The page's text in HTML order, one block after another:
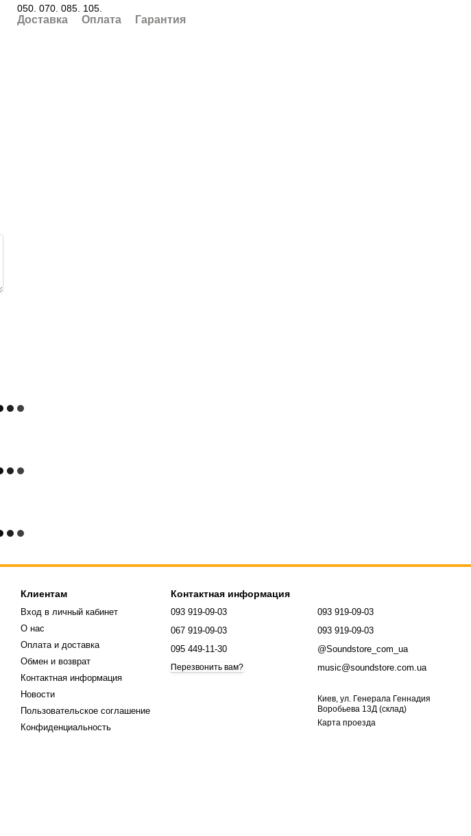
050. 070. 085. 105.
Доставка Оплата Гарантия
Клиентам
Вход в личный кабинет
О нас
Оплата и доставка
Обмен и возврат
Контактная информация
Новости
Пользовательское соглашение
Конфиденциальность
Контактная информация
093 919-09-03
067 919-09-03
095 449-11-30
Перезвонить вам?
093 919-09-03
093 919-09-03
@Soundstore_com_ua
music@soundstore.com.ua
Киев, ул. Генерала Геннадия
Воробьева 13Д (склад)
Карта проезда